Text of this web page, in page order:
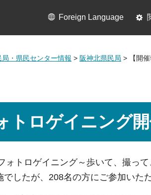
Foreign Language
局・県民センター情報 > 阪神北県民局 > 【開
トロゲイニング
ォトロゲイニング～歩いて、撮っ
したが、208名の方にご参加いた